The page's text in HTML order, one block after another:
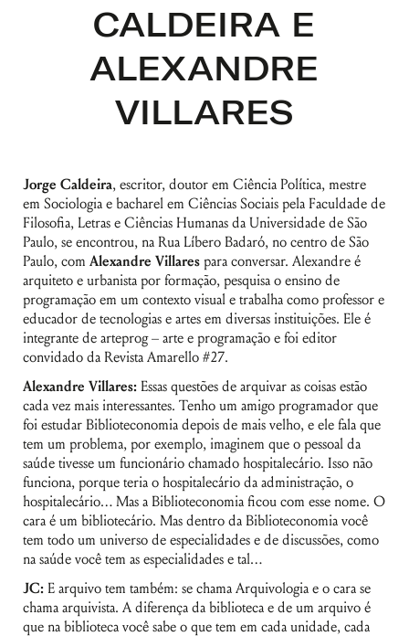
CALDEIRA E
ALEXANDRE
VILLARES
Jorge Caldeira, escritor, doutor em Ciência Política, mestre
em Sociologia e bacharel em Ciências Sociais pela Faculdade de
Filosofia, Letras e Ciências Humanas da Universidade de São
Paulo, se encontrou, na Rua Líbero Badaró, no centro de São
Paulo, comAlexandre Villares para conversar. Alexandre é
arquiteto e urbanista por formação, pesquisa o ensino de
programação em um contexto visual e trabalha como professor e
educador de tecnologias e artes em diversas instituições. Ele é
integrante de arteprog – arte e programação e foi editor
convidado da Revista Amarello #27.
Alexandre Villares: Essas questões de arquivar as coisas estão
cada vez mais interessantes. Tenho um amigo programador que
foi estudar Biblioteconomia depois de mais velho, e ele fala que
tem um problema, por exemplo, imaginem que o pessoal da
saúde tivesse um funcionário chamado hospitalecário. Isso não
funciona, porque teria o hospitalecário da administração, o
hospitalecário… Mas a Biblioteconomia ficou com esse nome. O
cara é um bibliotecário. Mas dentro da Biblioteconomia você
tem todo um universo de especialidades e de discussões, como
na saúde você tem as especialidades e tal…
JC: E arquivo tem também: se chama Arquivologia e o cara se
chama arquivista. A diferença da biblioteca e de um arquivo é
que na biblioteca você sabe o que tem em cada unidade, cada